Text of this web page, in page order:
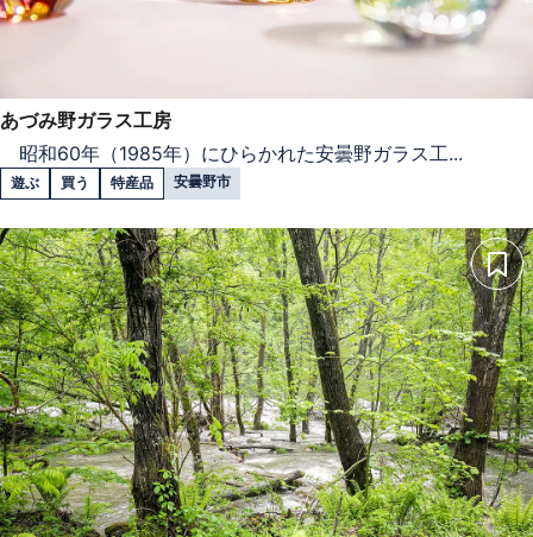
あづみ野ガラス工房
昭和60年（1985年）にひらかれた安曇野ガラス工...
遊ぶ 買う 特産品 安曇野市